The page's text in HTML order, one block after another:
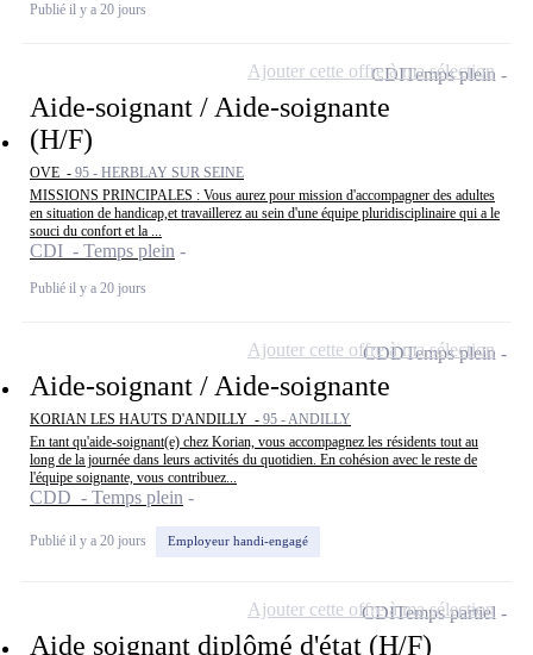
Publié il y a 20 jours
Aide-soignant / Aide-soignante
(H/F)
OVE - 95 - HERBLAY SUR SEINE
MISSIONS PRINCIPALES : Vous aurez pour mission d'accompagner des adultes
en situation de handicap,et travaillerez au sein d'une équipe pluridisciplinaire qui a le
souci du confort et la ...
CDI - Temps plein
Publié il y a 20 jours
CDITemps plein
Ajouter cette offre à ma sélection
Aide-soignant / Aide-soignante
KORIAN LES HAUTS D'ANDILLY - 95 - ANDILLY
En tant qu'aide-soignant(e) chez Korian, vous accompagnez les résidents tout au
long de la journée dans leurs activités du quotidien. En cohésion avec le reste de
l'équipe soignante, vous contribuez...
CDD - Temps plein
Publié il y a 20 jours Employeur handi-engagé
CDDTemps plein
Ajouter cette offre à ma sélection
Aide soignant diplômé d'état (H/F)
CDITemps partiel
Ajouter cette offre à ma sélection